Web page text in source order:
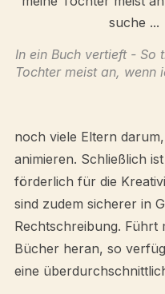
In ein Buch vertieft - So
Tochter meist an, wenn
noch viele Eltern
animieren. Schließlich
förderlich für die
sind zudem sicherer in
Rechtschreibung. Führt
Bücher heran, so
eine